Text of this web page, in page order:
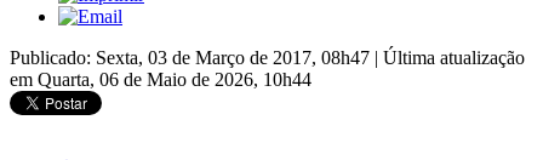
Publicado: Sexta, 03 de Março de 2017, 08h47 | Última atualização
em Quarta, 06 de Maio de 2026, 10h44